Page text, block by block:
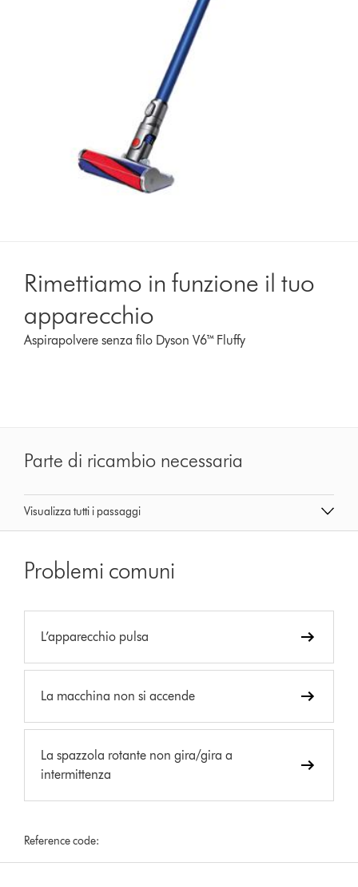
Rimettiamo in funzione il tuo
apparecchio
Aspirapolvere senza filo Dyson V6™ Fluffy
Visualizza tutti i passaggi
Parte di ricambio necessaria
Problemi comuni
L’apparecchio pulsa
La macchina non si accende
La spazzola rotante non gira/gira a
intermittenza
Reference code: